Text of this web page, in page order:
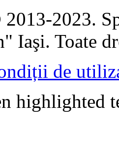
2023.
Iaşi. Toate
de
highlighted